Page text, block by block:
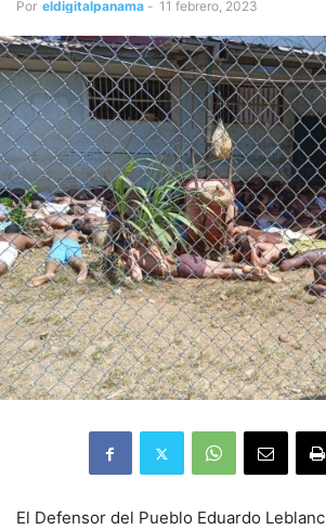
Por eldigitalpanama - 11 febrero, 2023
El Defensor del Pueblo Eduardo